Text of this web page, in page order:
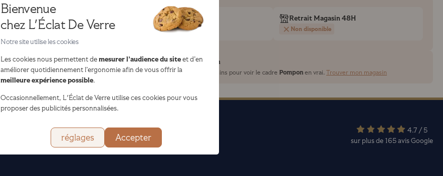
Bienvenue
chez L'Éclat De Verre
Notre site utilise les cookies
Les cookies nous permettent demesurer l’audience du siteet d’en
améliorer quotidiennement l’ergonomie afin de vous offrir la
meilleure expérience possible.
Occasionnellement, L'Éclat de Verre utilise ces cookies pour vous
proposer des publicités personnalisées.
réglages Accepter
Livraison
Chez vousen 7 jours
Retrait Magasin 48H
Non disponible
Modèle visible en magasin
Visitez l'un de nos 28 magasins pour voir le cadre Pomponen vrai.Trouver mon magasin
4.7 / 5
sur plus de 165 avisGoogle